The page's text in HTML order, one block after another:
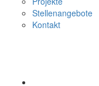
Stellenangebote
Kontakt